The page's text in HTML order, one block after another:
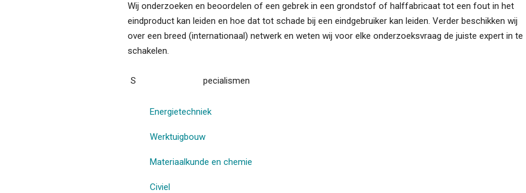
Wij onderzoeken en beoordelen of een gebrek in een grondstof of halffabricaat tot een fout in het
eindproduct kan leiden en hoe dat tot schade bij een eindgebruiker kan leiden. Verder beschikken wij
over een breed (internationaal) netwerk en weten wij voor elke onderzoeksvraag de juiste expert in te
schakelen.
S pecialismen
Energietechniek
Werktuigbouw
Materiaalkunde en chemie
Civiel